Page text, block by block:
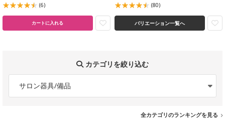
(6)
カートに入れる
(80)
バリエーション一覧へ
カテゴリを絞り込む
サロン器具/備品
全カテゴリのランキングを見る